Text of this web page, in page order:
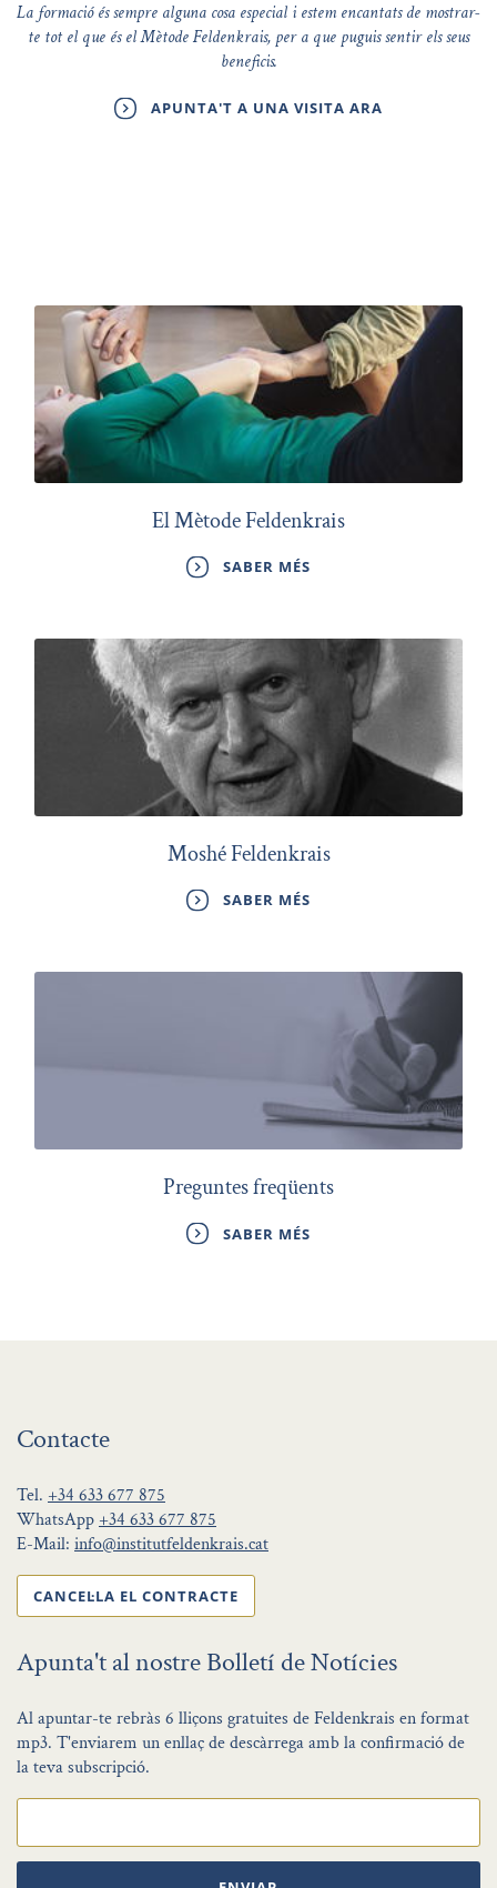
La formació és sempre alguna cosa especial i estem encantats de mostrar-
te tot el que és el Mètode Feldenkrais, per a que puguis sentir els seus
beneficis.
APUNTA'T A UNA VISITA ARA
El Mètode Feldenkrais
SABER MÉS
Moshé Feldenkrais
SABER MÉS
Preguntes freqüents
SABER MÉS
Contacte
Tel. +34 633 677 875
WhatsApp +34 633 677 875
E-Mail: info@institutfeldenkrais.cat
CANCEL·LA EL CONTRACTE
Apunta't al nostre Bolletí de Notícies
Al apuntar-te rebràs 6 lliçons gratuites de Feldenkrais en format
mp3. T'enviarem un enllaç de descàrrega amb la confirmació de
la teva subscripció.